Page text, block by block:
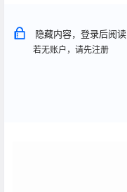
隐藏内容，登录后阅读
若无账户，请先注册